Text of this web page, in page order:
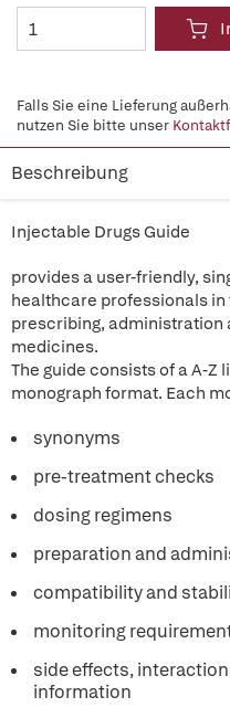
Falls Sie eine Lieferung
nutzen Sie bitte unser
Beschreibung
Injectable Drugs Guide
provides a user-friendly,
healthcare professionals
prescribing, administration
medicines.
The guide consists of a A-Z
monograph format. Each
synonyms
pre-treatment checks
dosing regimens
preparation and
compatibility and
monitoring
side effects,
information